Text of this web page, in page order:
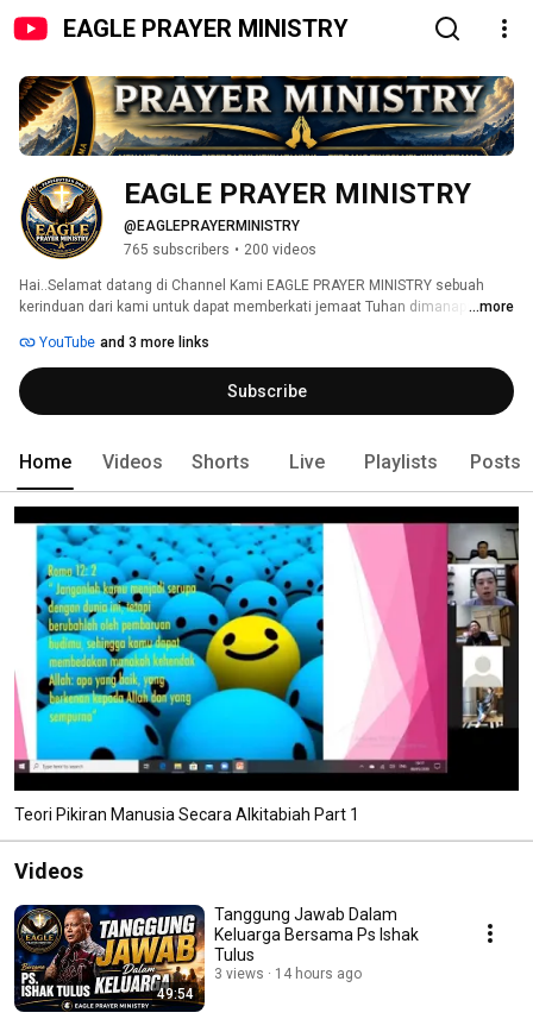
EAGLE PRAYER MINISTRY
EAGLE PRAYER MINISTRY
@EAGLEPRAYERMINISTRY
765 subscribers • 200 videos
Hai..Selamat datang di Channel Kami EAGLE PRAYER MINISTRY sebuah
kerinduan dari kami untuk dapat memberkati jemaat Tuhan dimanapun
hal positif lainnya Mengenai LGBTQ yang dapat membangun iman kita
melalui Channel ini. Saya berharap Channel ini bisa menjadi alat
penjangkauan bagi kita yang rindu untuk semakin bertumbuh dalam Tuhan
dan firmanNya, jangan lupa saksikan terus, like dan subscribe. Tuhan
...more
YouTube and 3 more links
Subscribe
Home Videos Shorts Live Playlists Posts
Teori Pikiran Manusia Secara Alkitabiah Part 1
Videos
49:54
Tanggung Jawab Dalam
Keluarga Bersama Ps Ishak
Tulus
3 views 14 hours ago